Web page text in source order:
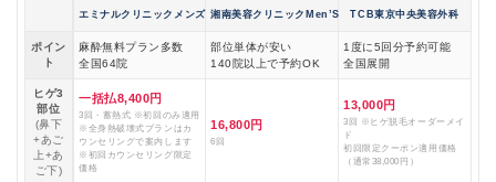
エミナルクリニックメンズ 湘南美容クリニックMen’S TCB東京中央美容外科
ポイン
ト
麻酔無料プラン多数
全国64院
部位単体が安い
140院以上で予約OK
1度に5回分予約可能
全国展開
ヒゲ3
部位
(鼻下
+あご
上+あ
ご下)
一括払8,400円
3回・蓄熱式 ※初回のみ適用
※全身熱破壊式プランはカ
ウンセリングで案内します
※初回カウンセリング限定
価格
16,800円
6回
13,000円
3回 ※ヒゲ脱毛オーダーメイ
ド
初回限定クーポン適用価格
（通常38,000円）